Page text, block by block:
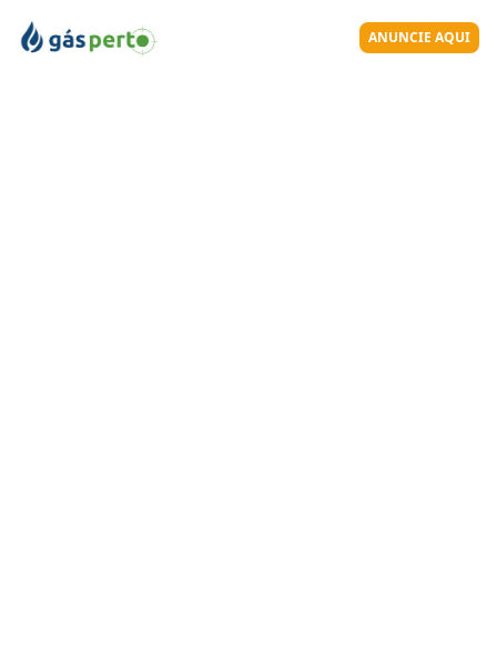
ANUNCIE AQUI